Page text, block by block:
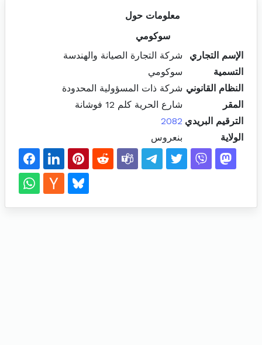
معلومات حول
سوكومي
الإسم التجاري
شركة التجارة الصيانة والهندسة
التسمية
سوكومي
النظام القانوني شركة ذات المسؤولية المحدودة
المقر
شارع الحرية كلم 12 فوشانة
الترقيم البريدي 2082
الولاية
بنعروس